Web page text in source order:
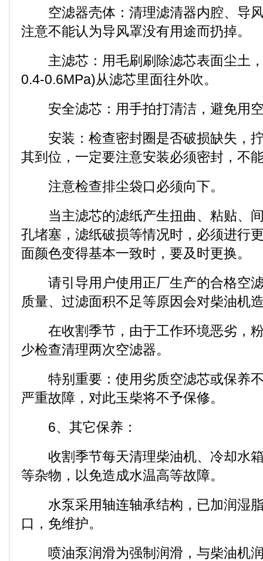
空滤器壳体：清理滤清器内腔、导风
注意不能认为导风罩没有用途而扔掉。
主滤芯：用毛刷刷除滤芯表面尘土，
0.4-0.6MPa)从滤芯里面往外吹。
安全滤芯：用手拍打清洁，避免用
安装：检查密封圈是否破损缺失，拧
其到位，一定要注意安装必须密封，不
注意检查排尘袋口必须向下。
当主滤芯的滤纸产生扭曲、粘贴、间
孔堵塞，滤纸破损等情况时，必须进行
面颜色变得基本一致时，要及时更换。
请引导用户使用正厂生产的合格空滤
质量、过滤面积不足等原因会对柴油机
在收割季节，由于工作环境恶劣，粉
少检查清理两次空滤器。
特别重要：使用劣质空滤芯或保养不
严重故障，对此玉柴将不予保修。
6、其它保养：
收割季节每天清理柴油机、冷却水箱
等杂物，以免造成水温高等故障。
水泵采用轴连轴承结构，已加润湿脂
口，免维护。
喷油泵润滑为强制润滑，与柴油机润